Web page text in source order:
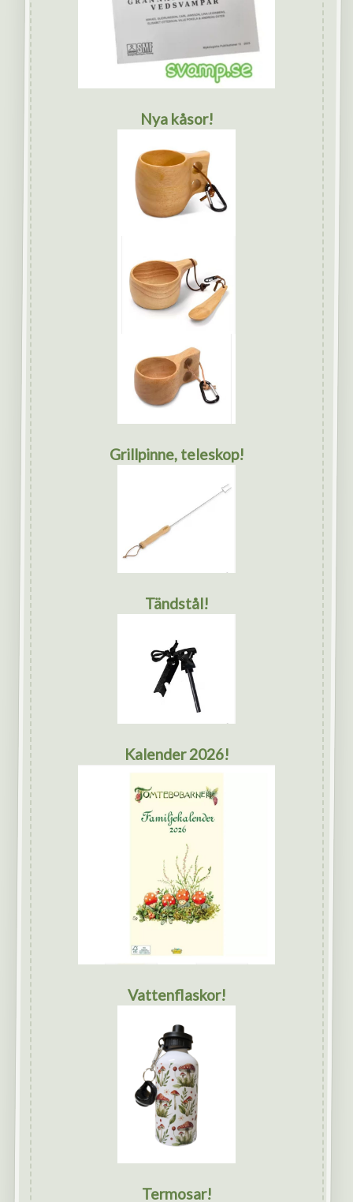
Nya kåsor!
Grillpinne, teleskop!
Tändstål!
Kalender 2026!
Vattenflaskor!
Termosar!